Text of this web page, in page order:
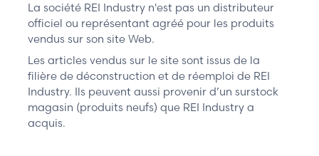
La société REI Industry n'est pas un distributeur
officiel ou représentant agréé pour les produits
vendus sur son site Web.
Les articles vendus sur le site sont issus de la
filière de déconstruction et de réemploi de REI
Industry. Ils peuvent aussi provenir d’un surstock
magasin (produits neufs) que REI Industry a
acquis.